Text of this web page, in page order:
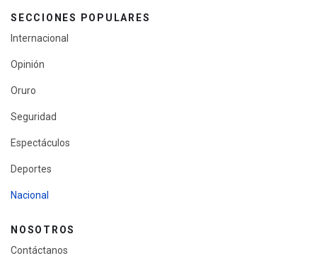
SECCIONES POPULARES
Internacional
Opinión
Oruro
Seguridad
Espectáculos
Deportes
Nacional
NOSOTROS
Contáctanos